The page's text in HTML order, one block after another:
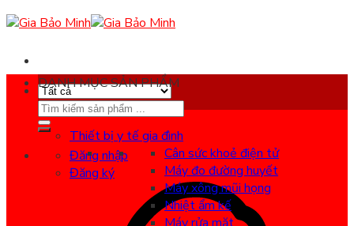
Skip
to
Search
for:
Đăng nhập
Đăng ký
DANH MỤC SẢN PHẨM
Thiết bị y tế gia đình
Cân sức khoẻ điện tử
Máy đo đường huyết
Máy xông mũi họng
Nhiệt ẩm kế